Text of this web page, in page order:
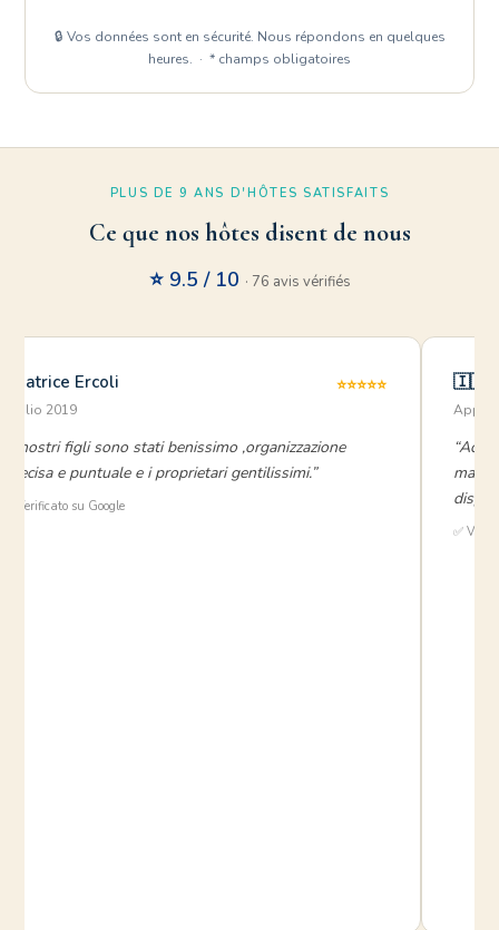
🔒 Vos données sont en sécurité. Nous répondons en quelques
heures. · * champs obligatoires
PLUS DE 9 ANS D'HÔTES SATISFAITS
Ce que nos hôtes disent de nous
⭐ 9.5 / 10 · 76 avis vérifiés
Beatrice Ercoli
luglio 2019
⭐⭐⭐⭐⭐
“i nostri figli sono stati benissimo ,organizzazione
precisa e puntuale e i proprietari gentilissimi.”
⭐ Verificato su Google
🇮🇹
mare,
✅